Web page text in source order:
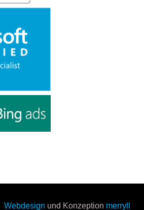
Webdesign und Konzeption merryll